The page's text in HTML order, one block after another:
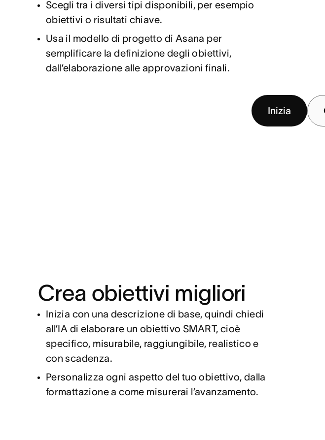
Scegli tra i diversi tipi disponibili, per esempio
obiettivi o risultati chiave.
Usa il modello di progetto di Asana per
semplificare la definizione degli obiettivi,
dall’elaborazione alle approvazioni finali.
Inizia
Crea obiettivi migliori
Inizia con una descrizione di base, quindi chiedi
all’IA di elaborare un obiettivo SMART, cioè
specifico, misurabile, raggiungibile, realistico e
con scadenza.
Personalizza ogni aspetto del tuo obiettivo, dalla
formattazione a come misurerai l’avanzamento.